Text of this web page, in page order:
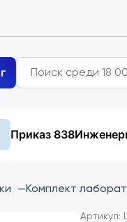
Приказ 838
—Комплект